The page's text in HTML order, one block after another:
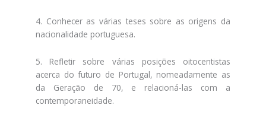
4. Conhecer as várias teses sobre as origens da
nacionalidade portuguesa.
5. Refletir sobre várias posições oitocentistas
acerca do futuro de Portugal, nomeadamente as
da Geração de 70, e relacioná-las com a
contemporaneidade.